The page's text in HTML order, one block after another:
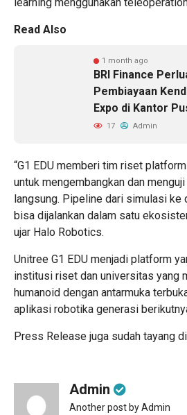
Read Also
1 month ago
BRI Finance
Pembiayaan
Expo di Kantor
17 Admin
“G1 EDU memberi tim riset
untuk mengembangkan dan
langsung. Pipeline dari simulasi ke
bisa dijalankan dalam satu
ujar Halo Robotics.
Unitree G1 EDU menjadi platform
institusi riset dan universitas yang
humanoid dengan antarmuka
aplikasi robotika generasi
Press Release juga sudah tayang di
Admin
Another post by Admin